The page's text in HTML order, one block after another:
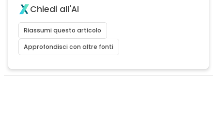
Chiedi all'AI
Riassumi questo articolo
Approfondisci con altre fonti